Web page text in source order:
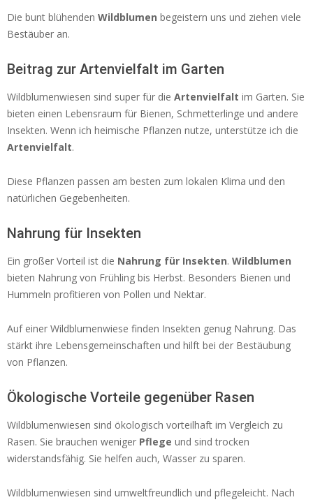
Die bunt blühenden Wildblumen begeistern uns und ziehen viele
Bestäuber an.
Beitrag zur Artenvielfalt im Garten
Wildblumenwiesen sind super für die Artenvielfalt im Garten. Sie
bieten einen Lebensraum für Bienen, Schmetterlinge und andere
Insekten. Wenn ich heimische Pflanzen nutze, unterstütze ich die
Artenvielfalt.
Diese Pflanzen passen am besten zum lokalen Klima und den
natürlichen Gegebenheiten.
Nahrung für Insekten
Ein großer Vorteil ist die Nahrung für Insekten. Wildblumen
bieten Nahrung von Frühling bis Herbst. Besonders Bienen und
Hummeln profitieren von Pollen und Nektar.
Auf einer Wildblumenwiese finden Insekten genug Nahrung. Das
stärkt ihre Lebensgemeinschaften und hilft bei der Bestäubung
von Pflanzen.
Ökologische Vorteile gegenüber Rasen
Wildblumenwiesen sind ökologisch vorteilhaft im Vergleich zu
Rasen. Sie brauchen weniger Pflege und sind trocken
widerstandsfähig. Sie helfen auch, Wasser zu sparen.
Wildblumenwiesen sind umweltfreundlich und pflegeleicht. Nach